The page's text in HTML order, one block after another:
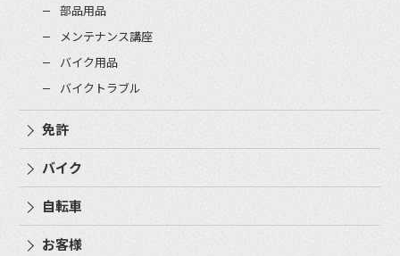
部品用品
メンテナンス講座
バイク用品
バイクトラブル
免許
バイク
自転車
お客様